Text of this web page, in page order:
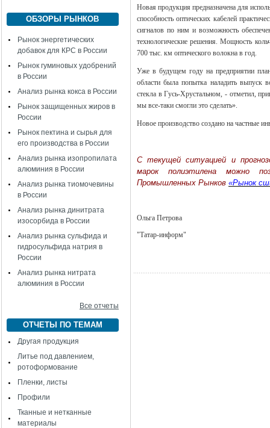
ОБЗОРЫ РЫНКОВ
Рынок энергетических
добавок для КРС в России
Рынок гуминовых удобрений
в России
Анализ рынка кокса в России
Рынок защищенных жиров в
России
Рынок пектина и сырья для
его производства в России
Анализ рынка изопропилата
алюминия в России
Анализ рынка тиомочевины
в России
Анализ рынка динитрата
изосорбида в России
Анализ рынка сульфида и
гидросульфида натрия в
России
Анализ рынка нитрата
алюминия в России
Все отчеты
ОТЧЕТЫ ПО ТЕМАМ
Другая продукция
Литье под давлением,
ротоформование
Пленки, листы
Профили
Тканные и нетканные
материалы
Новая продукция предназначена для
способность оптических кабелей
сигналов по ним и возможность
технологические решения. Мощность
700 тыс. км оптического волокна в год.
Уже в будущем году на предприятии
области была попытка наладить выпуск
стекла в Гусь-Хрустальном, - отметил,
мы все-таки смогли это сделать».
Новое производство создано на частные
C текущей ситуацией и
марок полиэтилена можно
Промышленных Рынков «Рынок
Ольга Петрова
"Татар-информ"